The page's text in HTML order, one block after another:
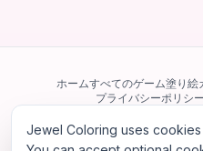
ホームすべてのゲーム塗り絵
プライバシーポリシー
当サイトは Google AdSense を含
ます。一部のサードパーティ
Jewel Coloring uses